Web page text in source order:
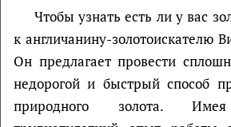
Чтобы узнать есть ли у вас
к англичанину-золотоискателю
Он предлагает провести
недорогой и быстрый способ
природного золота.